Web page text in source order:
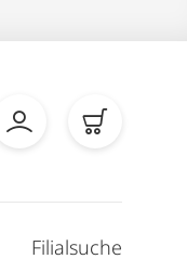
Filialsuche